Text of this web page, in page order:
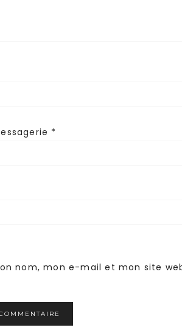
*
nom, mon e-mail et mon site